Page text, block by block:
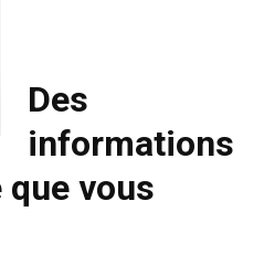
Des
informations
vous